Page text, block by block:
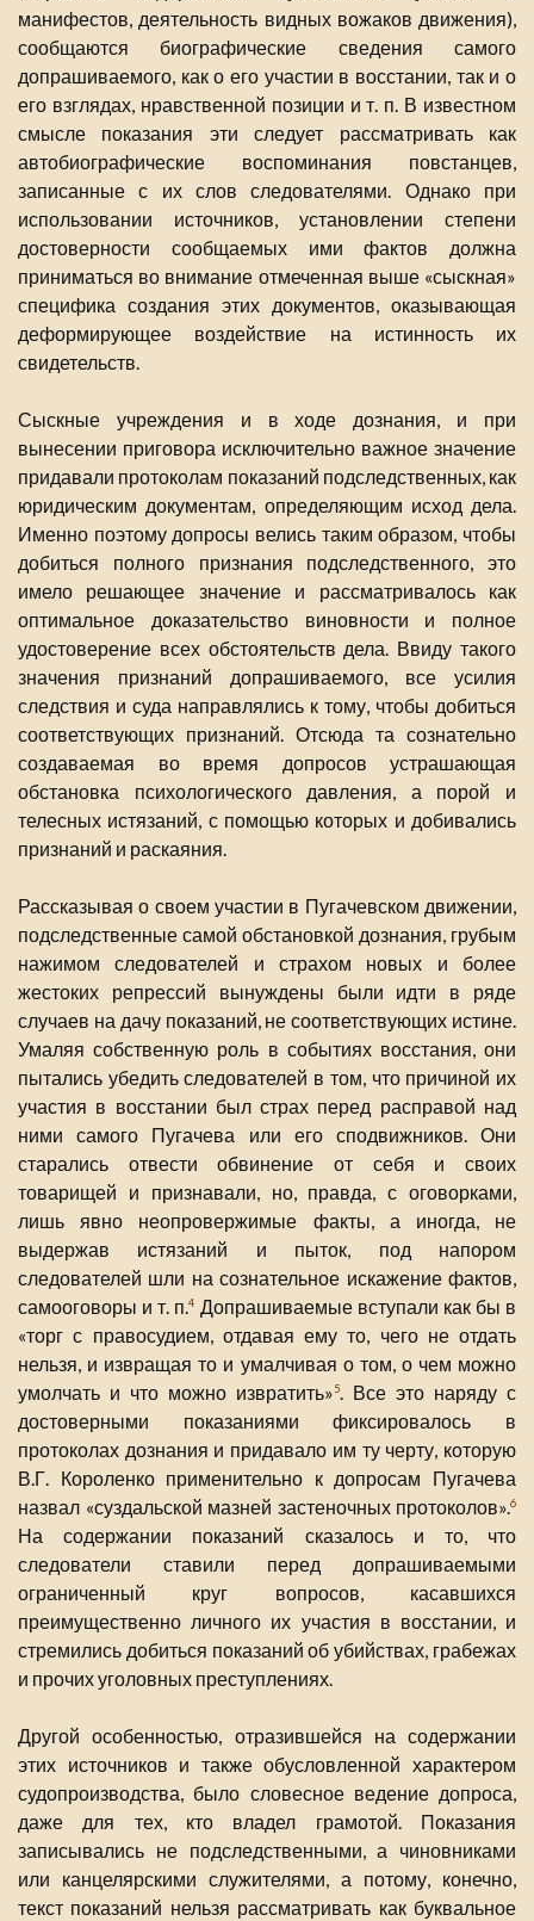
манифестов, деятельность видных вожаков движения),
сообщаются биографические сведения самого
допрашиваемого, как о его участии в восстании, так и о
его взглядах, нравственной позиции и т. п. В известном
смысле показания эти следует рассматривать как
автобиографические воспоминания повстанцев,
записанные с их слов следователями. Однако при
использовании источников, установлении степени
достоверности сообщаемых ими фактов должна
приниматься во внимание отмеченная выше «сыскная»
специфика создания этих документов, оказывающая
деформирующее воздействие на истинность их
свидетельств.
Сыскные учреждения и в ходе дознания, и при
вынесении приговора исключительно важное значение
придавали протоколам показаний подследственных, как
юридическим документам, определяющим исход дела.
Именно поэтому допросы велись таким образом, чтобы
добиться полного признания подследственного, это
имело решающее значение и рассматривалось как
оптимальное доказательство виновности и полное
удостоверение всех обстоятельств дела. Ввиду такого
значения признаний допрашиваемого, все усилия
следствия и суда направлялись к тому, чтобы добиться
соответствующих признаний. Отсюда та сознательно
создаваемая во время допросов устрашающая
обстановка психологического давления, а порой и
телесных истязаний, с помощью которых и добивались
признаний и раскаяния.
Рассказывая о своем участии в Пугачевском движении,
подследственные самой обстановкой дознания, грубым
нажимом следователей и страхом новых и более
жестоких репрессий вынуждены были идти в ряде
случаев на дачу показаний, не соответствующих истине.
Умаляя собственную роль в событиях восстания, они
пытались убедить следователей в том, что причиной их
участия в восстании был страх перед расправой над
ними самого Пугачева или его сподвижников. Они
старались отвести обвинение от себя и своих
товарищей и признавали, но, правда, с оговорками,
лишь явно неопровержимые факты, а иногда, не
выдержав истязаний и пыток, под напором
следователей шли на сознательное искажение фактов,
самооговоры и т. п.4 Допрашиваемые вступали как бы в
«торг с правосудием, отдавая ему то, чего не отдать
нельзя, и извращая то и умалчивая о том, о чем можно
умолчать и что можно извратить»5. Все это наряду с
достоверными показаниями фиксировалось в
протоколах дознания и придавало им ту черту, которую
В.Г. Короленко применительно к допросам Пугачева
назвал «суздальской мазней застеночных протоколов».6
На содержании показаний сказалось и то, что
следователи ставили перед допрашиваемыми
ограниченный круг вопросов, касавшихся
преимущественно личного их участия в восстании, и
стремились добиться показаний об убийствах, грабежах
и прочих уголовных преступлениях.
Другой особенностью, отразившейся на содержании
этих источников и также обусловленной характером
судопроизводства, было словесное ведение допроса,
даже для тех, кто владел грамотой. Показания
записывались не подследственными, а чиновниками
или канцелярскими служителями, а потому, конечно,
текст показаний нельзя рассматривать как буквальное